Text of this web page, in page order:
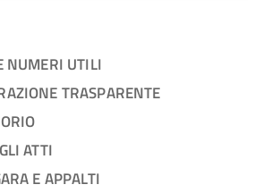
NUMERI UTILI
TRASPARENTE
ATTI
E APPALTI